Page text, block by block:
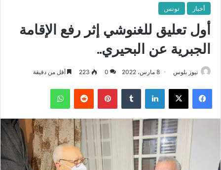
أخبار تونس
أول تعليق للغنوشي إثر رفع الإقامة
الجبرية عن البحيري..
نيوز بلوس 8 مارس، 2022 0
223 أقل من دقيقة
فيسبوك X لينكدإن بينتيريست واتساب